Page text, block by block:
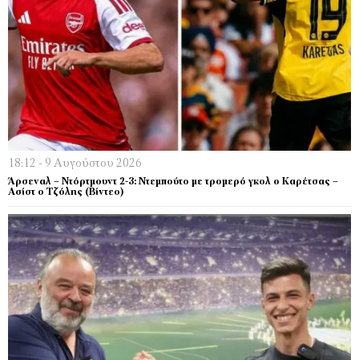
18:12 - 9 Αυγούστου 2026
Άρσεναλ – Ντόρτμουντ 2-3: Ντεμπούτο με τρομερό γκολ ο Καρέτσας –
Ασίστ ο Τζόλης (Βίντεο)